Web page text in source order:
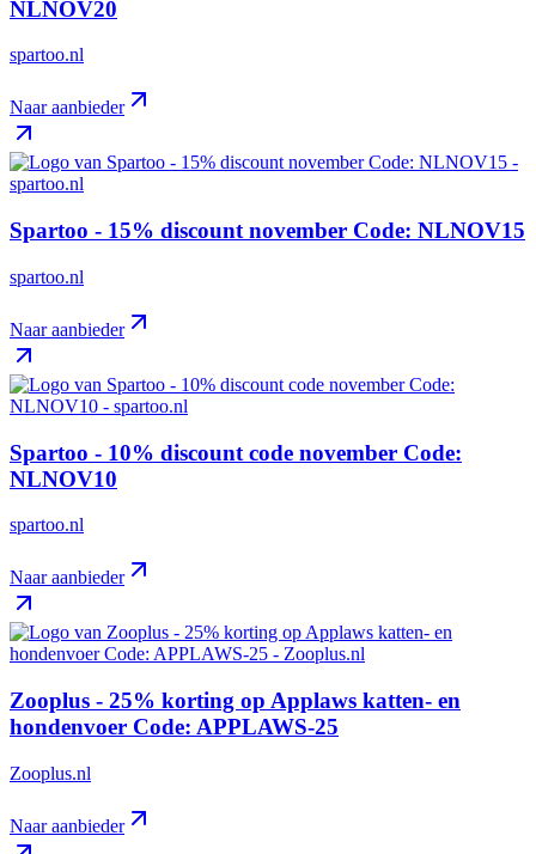
NLNOV20
spartoo.nl
Naar aanbieder
Spartoo - 15% discount november Code: NLNOV15
spartoo.nl
Naar aanbieder
Spartoo - 10% discount code november Code:
NLNOV10
spartoo.nl
Naar aanbieder
Zooplus - 25% korting op Applaws katten- en
hondenvoer Code: APPLAWS-25
Zooplus.nl
Naar aanbieder